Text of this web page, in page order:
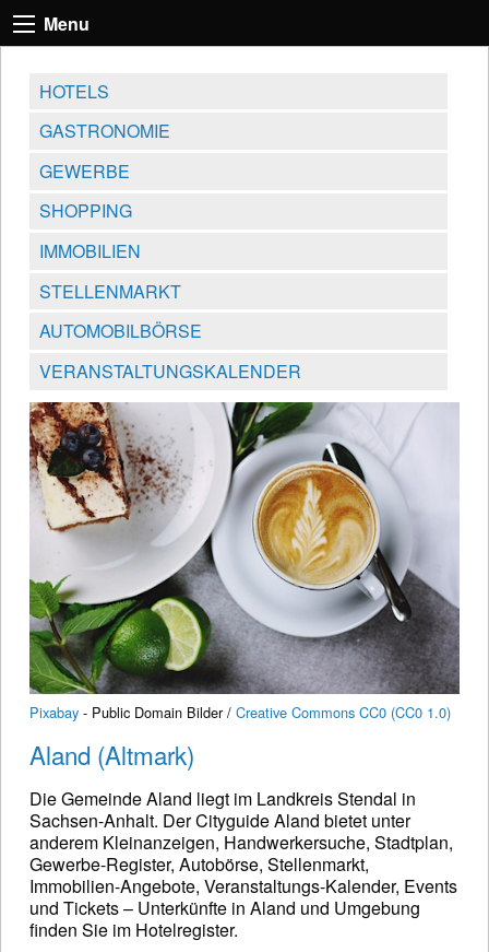
Menu
HOTELS
GASTRONOMIE
GEWERBE
SHOPPING
IMMOBILIEN
STELLENMARKT
AUTOMOBILBÖRSE
VERANSTALTUNGSKALENDER
Pixabay - Public Domain Bilder / Creative Commons CC0 (CC0 1.0)
Aland (Altmark)
Die Gemeinde Aland liegt im Landkreis Stendal in
Sachsen-Anhalt. Der Cityguide Aland bietet unter
anderem Kleinanzeigen, Handwerkersuche, Stadtplan,
Gewerbe-Register, Autobörse, Stellenmarkt,
Immobilien-Angebote, Veranstaltungs-Kalender, Events
und Tickets – Unterkünfte in Aland und Umgebung
finden Sie im Hotelregister.